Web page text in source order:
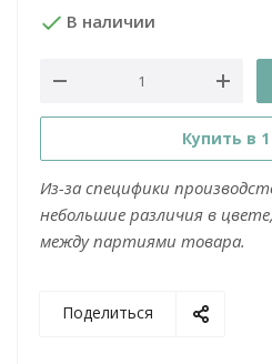
В наличии
Купить в
Из-за специфики
небольшие различия в
между партиями товара.
Поделиться